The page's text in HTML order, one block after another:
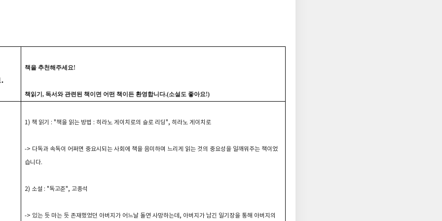
책을 추천해주세요!
책읽기, 독서와 관련된 책이면 어떤 책이든 환영합니다.(소설도 좋아요!)
1) 책 읽기 : "책을 읽는 방법 : 히라노 게이치로의 슬로 리딩", 히라노 게이치로
-> 다독과 속독이 어쩌면 중요시되는 사회에 책을 음미하며 느리게 읽는 것의 중요성을 일깨워주는 책이었
습니다.
2) 소설 : "독고준", 고종석
-> 있는 듯 마는 듯 존재했었던 아버지가 어느날 돌연 사망하는데, 아버지가 남긴 일기장을 통해 아버지의